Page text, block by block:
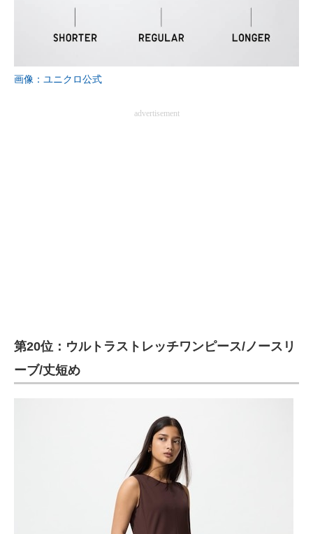
画像：ユニクロ公式
advertisement
第20位：ウルトラストレッチワンピース/ノースリ
ーブ/丈短め